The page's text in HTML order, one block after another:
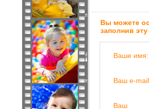
Вы можете
заполнив
Ваше имя:
Ваш e-
Ваш